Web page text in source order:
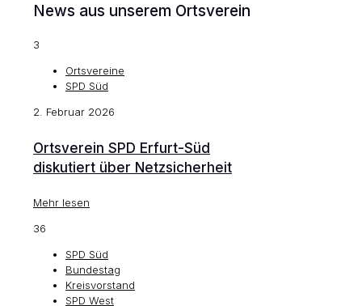
News aus unserem Ortsverein
3
Ortsvereine
SPD Süd
2. Februar 2026
Ortsverein SPD Erfurt-Süd
diskutiert über Netzsicherheit
Mehr lesen
36
SPD Süd
Bundestag
Kreisvorstand
SPD West